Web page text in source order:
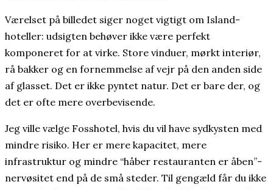
Værelset på billedet siger noget vigtigt om Island-
hoteller: udsigten behøver ikke være perfekt
komponeret for at virke. Store vinduer, mørkt interiør,
rå bakker og en fornemmelse af vejr på den anden side
af glasset. Det er ikke pyntet natur. Det er bare der, og
det er ofte mere overbevisende.
Jeg ville vælge Fosshotel, hvis du vil have sydkysten med
mindre risiko. Her er mere kapacitet, mere
infrastruktur og mindre “håber restauranten er åben”-
nervøsitet end på de små steder. Til gengæld får du ikke